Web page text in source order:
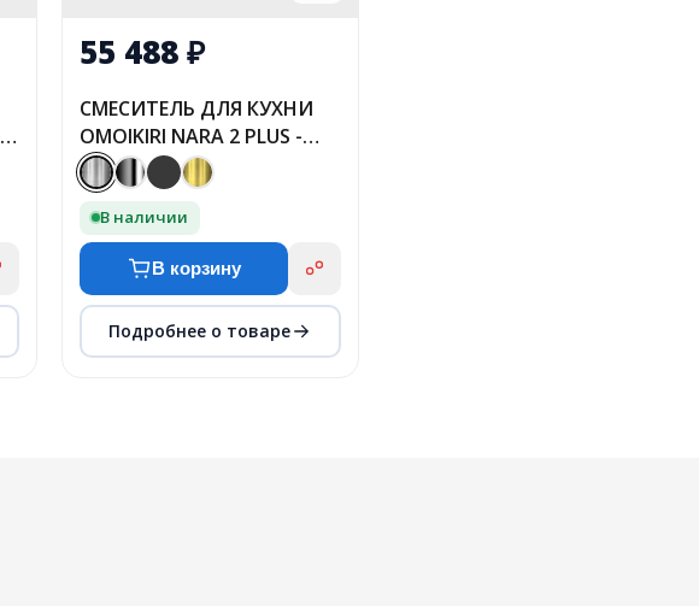
55 488₽
СМЕСИТЕЛЬ ДЛЯ КУХНИ
OMOIKIRI NARA 2 PLUS -
НЕРЖ. СТАЛЬ
В наличии
В корзину
Подробнее о товаре